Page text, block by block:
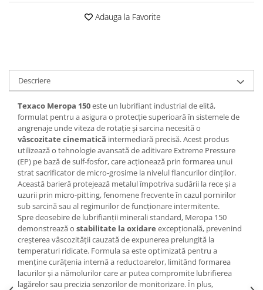
Adauga la Favorite
Descriere
Texaco Meropa 150este un lubrifiant industrial de elită,
formulat pentru a asigura o protecție superioară în sistemele de
angrenaje unde viteza de rotație și sarcina necesită o
vâscozitate cinematică intermediară precisă. Acest produs
utilizează o tehnologie avansată de aditivare Extreme Pressure
(EP) pe bază de sulf-fosfor, care acționează prin formarea unui
strat sacrificator de micro-grosime la nivelul flancurilor dinților.
Această barieră protejează metalul împotriva sudării la rece și a
uzurii prin micro-pitting, fenomene frecvente în cazul pornirilor
sub sarcină sau al regimurilor de funcționare intermitente.
Spre deosebire de lubrifianții minerali standard, Meropa 150
demonstrează o stabilitate la oxidare excepțională, prevenind
creșterea vâscozității cauzată de expunerea prelungită la
temperaturi ridicate. Formula sa este optimizată pentru a
menține curățenia internă a reductoarelor, limitând formarea
lacurilor și a nămolurilor care ar putea compromite lubrifierea
lagărelor sau precizia senzorilor de monitorizare. În plus,